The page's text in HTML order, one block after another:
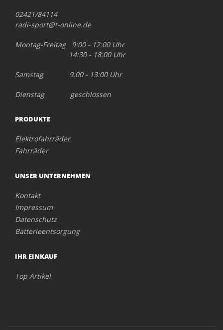
02421/84114
radi-sport@t-online.de
Montag-Freitag 9:00 - 12:00 Uhr
14:30 - 18:00 Uhr
Samstag 9:00 - 13:00 Uhr
Dienstag geschlossen
PRODUKTE
Elektrofahrräder
Fahrräder
UNSER UNTERNEHMEN
Kontakt
Impressum
Datenschutz
Batterieentsorgung
IHR EINKAUF
Top Artikel